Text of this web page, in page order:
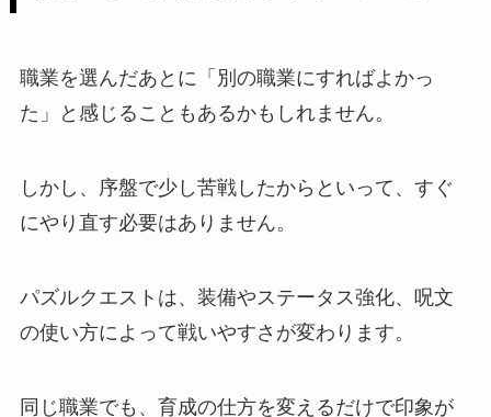
職業を選んだあとに「別の職業にすればよかっ
た」と感じることもあるかもしれません。
しかし、序盤で少し苦戦したからといって、すぐ
にやり直す必要はありません。
パズルクエストは、装備やステータス強化、呪文
の使い方によって戦いやすさが変わります。
同じ職業でも、育成の仕方を変えるだけで印象が